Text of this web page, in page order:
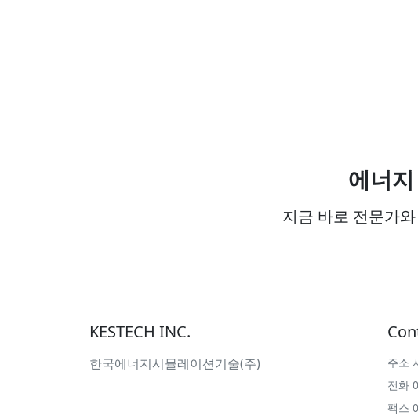
에너
지금 바로 전문가
KESTECH INC.
한국에너지시뮬레이션기술(주)
주소
전화
팩스